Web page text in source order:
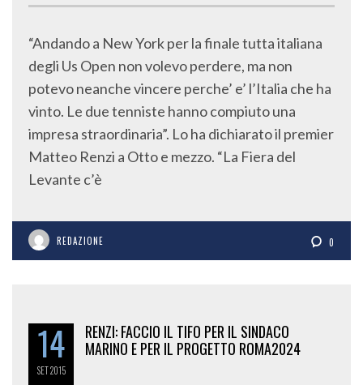
“Andando a New York per la finale tutta italiana
degli Us Open non volevo perdere, ma non
potevo neanche vincere perche’ e’ l’Italia che ha
vinto. Le due tenniste hanno compiuto una
impresa straordinaria”. Lo ha dichiarato il premier
Matteo Renzi a Otto e mezzo. “La Fiera del
Levante c’è
REDAZIONE 0
14
SET2015
RENZI: FACCIO IL TIFO PER IL SINDACO
MARINO E PER IL PROGETTO ROMA2024